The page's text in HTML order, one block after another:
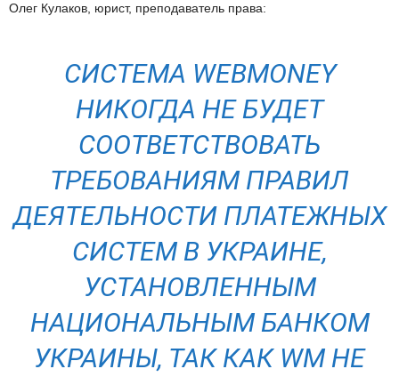
Олег Кулаков, юрист, преподаватель права:
СИСТЕМА WEBMONEY
НИКОГДА НЕ БУДЕТ
СООТВЕТСТВОВАТЬ
ТРЕБОВАНИЯМ ПРАВИЛ
ДЕЯТЕЛЬНОСТИ ПЛАТЕЖНЫХ
СИСТЕМ В УКРАИНЕ,
УСТАНОВЛЕННЫМ
НАЦИОНАЛЬНЫМ БАНКОМ
УКРАИНЫ, ТАК КАК WМ НЕ